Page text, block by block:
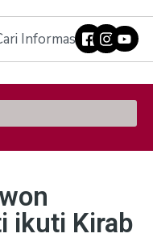
ikuti Kirab